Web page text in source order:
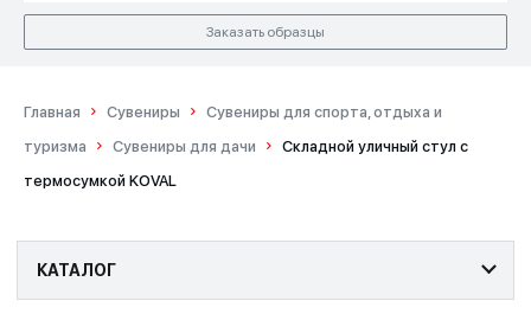
Заказать образцы
Главная Сувениры
Сувениры для спорта, отдыха и
туризма
Сувениры для дачи
Складной уличный стул с
термосумкой KOVAL
КАТАЛОГ